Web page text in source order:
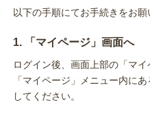
以下の手順にてお手続きをお願
1. 「マイページ」画面へ
ログイン後、画面上部の「マイ
「マイページ」メニュー内に
してください。